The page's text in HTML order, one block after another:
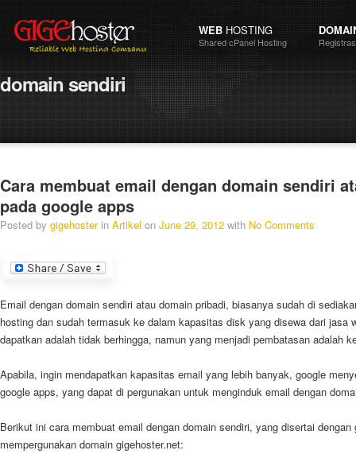
WEBHOSTING
Shared cPanel Hosting
domainsendiri
Cara membuat email dengan domain sendiri
pada google apps
Posted by gigehosterin Artikel on June 29, 2012 with No Comments
Email dengan domain sendiri atau domain pribadi, biasanya sudah di
hosting dan sudah termasuk ke dalam kapasitas disk yang disewa dari jasa
dapatkan adalah tidak berhingga, namun yang menjadi pembatasan adalah
Apabila, ingin mendapatkan kapasitas email yang lebih banyak, google
google apps, yang dapat di pergunakan untuk menginduk email dengan
Berikut ini cara membuat email dengan domain sendiri, yang disertai
mempergunakan domain gigehoster.net: